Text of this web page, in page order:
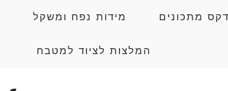
מתכונים מידות נפח ומשקל
המלצות לציוד למטבח